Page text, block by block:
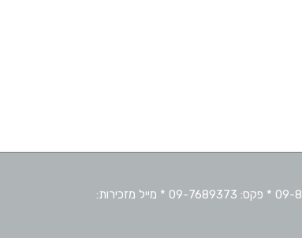
מרכז חופי"ם – המרכז למחוננים ולמצטיינים * כתובת: קרית החינוך ע"ש בן גוריון (רופין), המועצה האזורית עמק חפר. מיקוד:40250 * טל: 09-8981528 * פקס: 09-7689373 * מייל מזכירות: